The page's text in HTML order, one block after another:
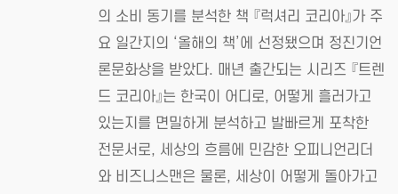
의 소비 동기를 분석한 책 『럭셔리 코리아』가 주
요 일간지의 ‘올해의 책’에 선정됐으며 정진기언
론문화상을 받았다. 매년 출간되는 시리즈 『트렌
드 코리아』는 한국이 어디로, 어떻게 흘러가고
있는지를 면밀하게 분석하고 발빠르게 포착한
전문서로, 세상의 흐름에 민감한 오피니언리더
와 비즈니스맨은 물론, 세상이 어떻게 돌아가고